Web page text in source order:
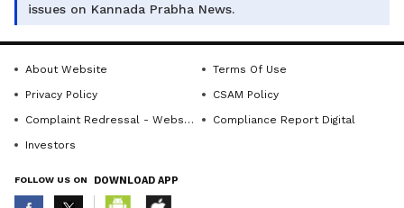
issues on Kannada Prabha News.
About Website
Terms Of Use
Privacy Policy
CSAM Policy
Complaint Redressal - Website
Compliance Report Digital
Investors
FOLLOW US ON DOWNLOAD APP